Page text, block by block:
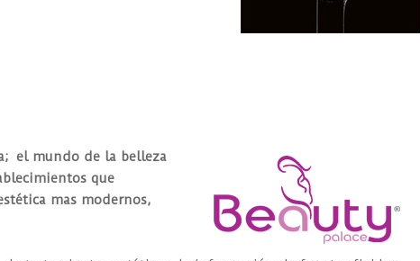
el mundo de la belleza
que
mas modernos,